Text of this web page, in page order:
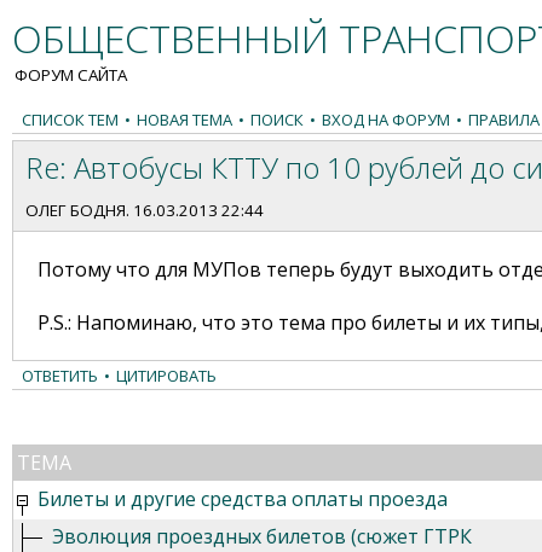
ОБЩЕСТВЕННЫЙ
ФОРУМ САЙТА
СПИСОК ТЕМ • НОВАЯ ТЕМА • ПОИСК • ВХОД НА ФОРУМ •
Re: Автобусы КТТУ по 10 рублей до
ОЛЕГ БОДНЯ. 16.03.2013 22:44
Потому что для МУПов теперь будут выходить
P.S.: Напоминаю, что это тема про билеты и их
ОТВЕТИТЬ • ЦИТИРОВАТЬ
ТЕМА
Билеты и другие средства оплаты проезда
Эволюция проездных билетов (сюжет ГТРК